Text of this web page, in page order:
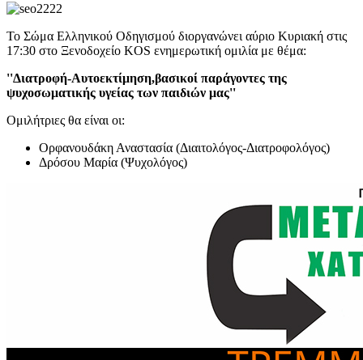
Το Σώμα Ελληνικού Οδηγισμού διοργανώνει αύριο Κυριακή στις
17:30 στο Ξενοδοχείο ΚOS ενημερωτική ομιλία με θέμα:
''Διατροφή-Αυτοεκτίμηση,βασικοί παράγοντες της
ψυχοσωματικής υγείας των παιδιών μας''
Ομιλήτριες θα είναι οι:
Ορφανουδάκη Αναστασία (Διαιτολόγος-Διατροφολόγος)
Δρόσου Μαρία (Ψυχολόγος)